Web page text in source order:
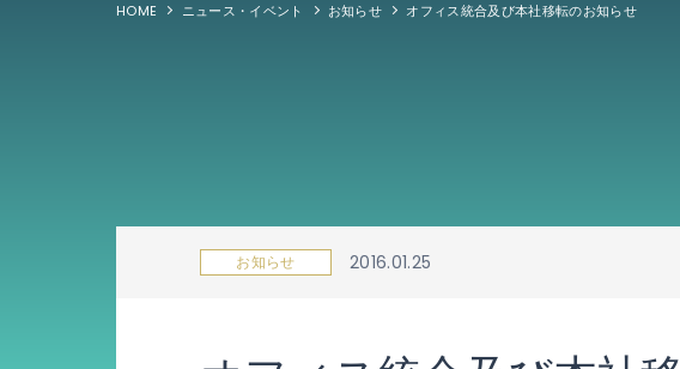
HOME ニュース・イベント お知らせ オフィス統合及び本社移転のお知らせ
お知らせ 2016.01.25